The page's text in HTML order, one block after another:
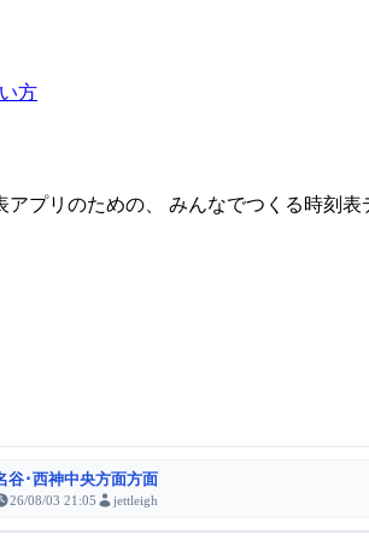
方
プリのための、 みんなでつくる時刻表
谷･西神中央方面方面
26/08/03 21:05 jettleigh